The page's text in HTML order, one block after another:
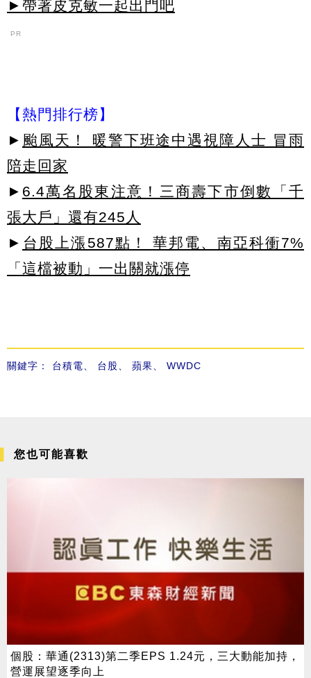
►帶著皮克敏一起出門吧
PR
【熱門排行榜】
► 颱風天！ 暖警下班途中遇視障人士 冒雨
陪走回家
► 6.4萬名股東注意！三商壽下市倒數「千
張大戶」還有245人
► 台股上漲587點！ 華邦電、南亞科衝7%
「這檔被動」一出關就漲停
關鍵字： 台積電 台股 蘋果 WWDC
您也可能喜歡
個股：華通(2313)第二季EPS 1.24元，三大動能加持，
營運展望逐季向上